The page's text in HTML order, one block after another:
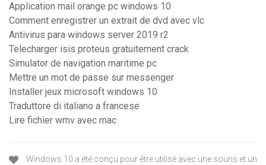
Application mail orange pc windows 10
Comment enregistrer un extrait de dvd avec vlc
Antivirus para windows server 2019 r2
Telecharger isis proteus gratuitement crack
Simulator de navigation maritime pc
Mettre un mot de passe sur messenger
Installer jeux microsoft windows 10
Traduttore di italiano a francese
Lire fichier wmv avec mac
Windows 10 a été conçu pour être utilisé avec une souris et un